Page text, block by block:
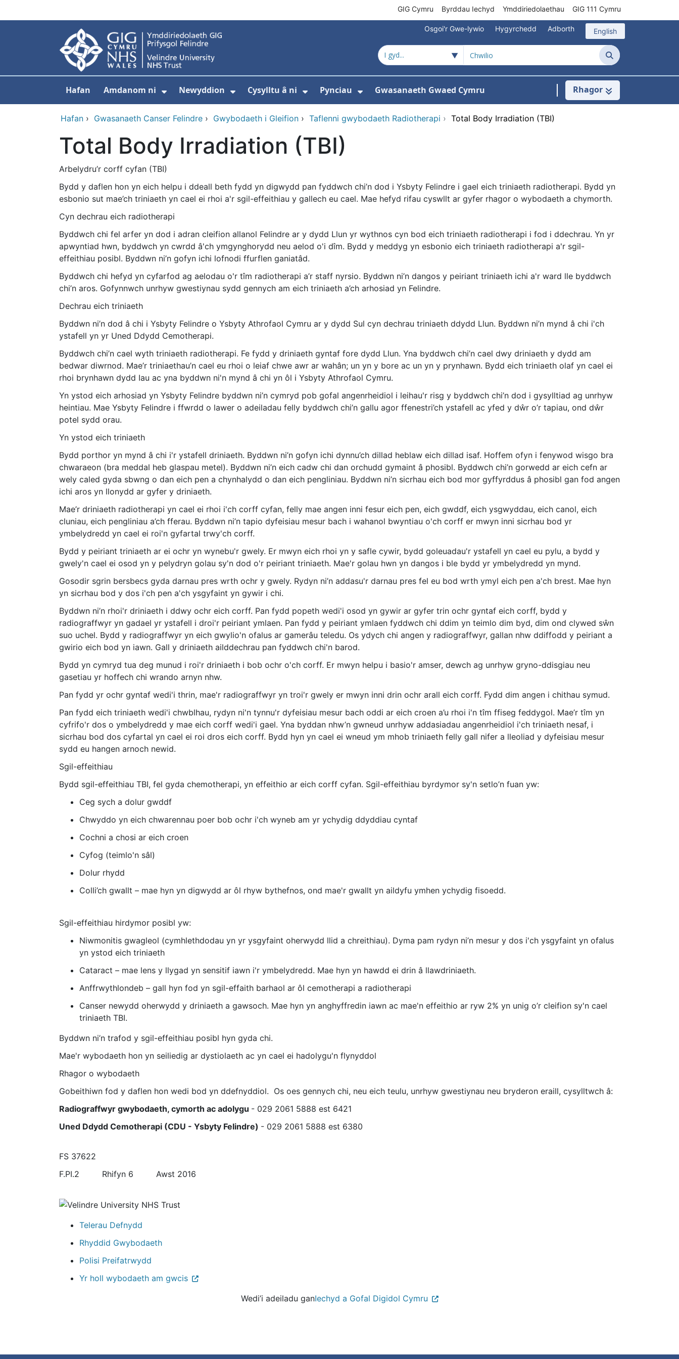
GIG Cymru Byrddau Iechyd Ymddiriedolaethau GIG 111 Cymru
Osgoi'r Gwe-lywio Hygyrchedd Adborth English
Chwilio
Hafan Amdanom ni Newyddion Cysylltu â ni Pynciau Gwasanaeth Gwaed Cymru Rhagor
Hafan › Gwasanaeth Canser Felindre › Gwybodaeth i Gleifion › Taflenni gwybodaeth Radiotherapi › Total Body Irradiation (TBI)
Total Body Irradiation (TBI)
Arbelydru’r corff cyfan (TBI)
Bydd y daflen hon yn eich helpu i ddeall beth fydd yn digwydd pan fyddwch chi’n dod i Ysbyty Felindre i gael eich triniaeth radiotherapi. Bydd yn
esbonio sut mae’ch triniaeth yn cael ei rhoi a'r sgil-effeithiau y gallech eu cael. Mae hefyd rifau cyswllt ar gyfer rhagor o wybodaeth a chymorth.
Cyn dechrau eich radiotherapi
Byddwch chi fel arfer yn dod i adran cleifion allanol Felindre ar y dydd Llun yr wythnos cyn bod eich triniaeth radiotherapi i fod i ddechrau. Yn yr
apwyntiad hwn, byddwch yn cwrdd â'ch ymgynghorydd neu aelod o'i dîm. Bydd y meddyg yn esbonio eich triniaeth radiotherapi a'r sgil-
effeithiau posibl. Byddwn ni’n gofyn ichi lofnodi ffurflen ganiatâd.
Byddwch chi hefyd yn cyfarfod ag aelodau o'r tîm radiotherapi a’r staff nyrsio. Byddwn ni’n dangos y peiriant triniaeth ichi a'r ward lle byddwch
chi’n aros. Gofynnwch unrhyw gwestiynau sydd gennych am eich triniaeth a’ch arhosiad yn Felindre.
Dechrau eich triniaeth
Byddwn ni’n dod â chi i Ysbyty Felindre o Ysbyty Athrofaol Cymru ar y dydd Sul cyn dechrau triniaeth ddydd Llun. Byddwn ni’n mynd â chi i'ch
ystafell yn yr Uned Ddydd Cemotherapi.
Byddwch chi’n cael wyth triniaeth radiotherapi. Fe fydd y driniaeth gyntaf fore dydd Llun. Yna byddwch chi’n cael dwy driniaeth y dydd am
bedwar diwrnod. Mae’r triniaethau’n cael eu rhoi o leiaf chwe awr ar wahân; un yn y bore ac un yn y prynhawn. Bydd eich triniaeth olaf yn cael ei
rhoi brynhawn dydd Iau ac yna byddwn ni'n mynd â chi yn ôl i Ysbyty Athrofaol Cymru.
Yn ystod eich arhosiad yn Ysbyty Felindre byddwn ni’n cymryd pob gofal angenrheidiol i leihau'r risg y byddwch chi’n dod i gysylltiad ag unrhyw
heintiau. Mae Ysbyty Felindre i ffwrdd o lawer o adeiladau felly byddwch chi’n gallu agor ffenestri’ch ystafell ac yfed y dŵr o’r tapiau, ond dŵr
potel sydd orau.
Yn ystod eich triniaeth
Bydd porthor yn mynd â chi i'r ystafell driniaeth. Byddwn ni’n gofyn ichi dynnu’ch dillad heblaw eich dillad isaf. Hoffem ofyn i fenywod wisgo bra
chwaraeon (bra meddal heb glaspau metel). Byddwn ni’n eich cadw chi dan orchudd gymaint â phosibl. Byddwch chi’n gorwedd ar eich cefn ar
wely caled gyda sbwng o dan eich pen a chynhalydd o dan eich pengliniau. Byddwn ni’n sicrhau eich bod mor gyffyrddus â phosibl gan fod angen
ichi aros yn llonydd ar gyfer y driniaeth.
Mae’r driniaeth radiotherapi yn cael ei rhoi i'ch corff cyfan, felly mae angen inni fesur eich pen, eich gwddf, eich ysgwyddau, eich canol, eich
cluniau, eich pengliniau a’ch fferau. Byddwn ni’n tapio dyfeisiau mesur bach i wahanol bwyntiau o'ch corff er mwyn inni sicrhau bod yr
ymbelydredd yn cael ei roi'n gyfartal trwy'ch corff.
Bydd y peiriant triniaeth ar ei ochr yn wynebu'r gwely. Er mwyn eich rhoi yn y safle cywir, bydd goleuadau'r ystafell yn cael eu pylu, a bydd y
gwely'n cael ei osod yn y pelydryn golau sy'n dod o'r peiriant triniaeth. Mae'r golau hwn yn dangos i ble bydd yr ymbelydredd yn mynd.
Gosodir sgrin bersbecs gyda darnau pres wrth ochr y gwely. Rydyn ni’n addasu'r darnau pres fel eu bod wrth ymyl eich pen a'ch brest. Mae hyn
yn sicrhau bod y dos i'ch pen a'ch ysgyfaint yn gywir i chi.
Byddwn ni’n rhoi'r driniaeth i ddwy ochr eich corff. Pan fydd popeth wedi'i osod yn gywir ar gyfer trin ochr gyntaf eich corff, bydd y
radiograffwyr yn gadael yr ystafell i droi'r peiriant ymlaen. Pan fydd y peiriant ymlaen fyddwch chi ddim yn teimlo dim byd, dim ond clywed sŵn
suo uchel. Bydd y radiograffwyr yn eich gwylio'n ofalus ar gamerâu teledu. Os ydych chi angen y radiograffwyr, gallan nhw ddiffodd y peiriant a
gwirio eich bod yn iawn. Gall y driniaeth ailddechrau pan fyddwch chi'n barod.
Bydd yn cymryd tua deg munud i roi'r driniaeth i bob ochr o'ch corff. Er mwyn helpu i basio'r amser, dewch ag unrhyw gryno-ddisgiau neu
gasetiau yr hoffech chi wrando arnyn nhw.
Pan fydd yr ochr gyntaf wedi'i thrin, mae'r radiograffwyr yn troi'r gwely er mwyn inni drin ochr arall eich corff. Fydd dim angen i chithau symud.
Pan fydd eich triniaeth wedi'i chwblhau, rydyn ni'n tynnu'r dyfeisiau mesur bach oddi ar eich croen a’u rhoi i'n tîm ffiseg feddygol. Mae’r tîm yn
cyfrifo'r dos o ymbelydredd y mae eich corff wedi'i gael. Yna byddan nhw’n gwneud unrhyw addasiadau angenrheidiol i'ch triniaeth nesaf, i
sicrhau bod dos cyfartal yn cael ei roi dros eich corff. Bydd hyn yn cael ei wneud ym mhob triniaeth felly gall nifer a lleoliad y dyfeisiau mesur
sydd eu hangen arnoch newid.
Sgil-effeithiau
Bydd sgil-effeithiau TBI, fel gyda chemotherapi, yn effeithio ar eich corff cyfan. Sgil-effeithiau byrdymor sy'n setlo’n fuan yw:
Ceg sych a dolur gwddf
Chwyddo yn eich chwarennau poer bob ochr i'ch wyneb am yr ychydig ddyddiau cyntaf
Cochni a chosi ar eich croen
Cyfog (teimlo'n sâl)
Dolur rhydd
Colli’ch gwallt – mae hyn yn digwydd ar ôl rhyw bythefnos, ond mae'r gwallt yn aildyfu ymhen ychydig fisoedd.
Sgil-effeithiau hirdymor posibl yw:
Niwmonitis gwagleol (cymhlethdodau yn yr ysgyfaint oherwydd llid a chreithiau). Dyma pam rydyn ni’n mesur y dos i'ch ysgyfaint yn ofalus
yn ystod eich triniaeth
Cataract – mae lens y llygad yn sensitif iawn i'r ymbelydredd. Mae hyn yn hawdd ei drin â llawdriniaeth.
Anffrwythlondeb – gall hyn fod yn sgil-effaith barhaol ar ôl cemotherapi a radiotherapi
Canser newydd oherwydd y driniaeth a gawsoch. Mae hyn yn anghyffredin iawn ac mae'n effeithio ar ryw 2% yn unig o’r cleifion sy'n cael
triniaeth TBI.
Byddwn ni’n trafod y sgil-effeithiau posibl hyn gyda chi.
Mae'r wybodaeth hon yn seiliedig ar dystiolaeth ac yn cael ei hadolygu'n flynyddol
Rhagor o wybodaeth
Gobeithiwn fod y daflen hon wedi bod yn ddefnyddiol. Os oes gennych chi, neu eich teulu, unrhyw gwestiynau neu bryderon eraill, cysylltwch â:
Radiograffwyr gwybodaeth, cymorth ac adolygu - 029 2061 5888 est 6421
Uned Ddydd Cemotherapi (CDU - Ysbyty Felindre) - 029 2061 5888 est 6380
FS 37622
F.PI.2 Rhifyn 6 Awst 2016
Telerau Defnydd
Rhyddid Gwybodaeth
Polisi Preifatrwydd
Yr holl wybodaeth am gwcis
Wedi’i adeiladu ganIechyd a Gofal Digidol Cymru